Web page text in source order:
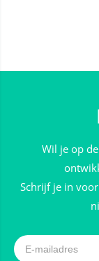
Wil je op
Schrijf je in